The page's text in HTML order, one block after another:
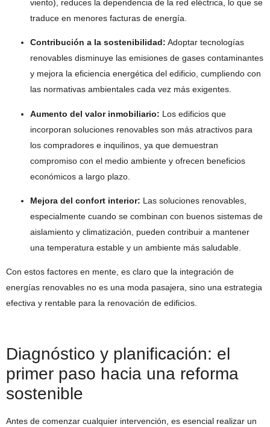
viento), reduces la dependencia de la red eléctrica, lo que se
traduce en menores facturas de energía.
Contribución a la sostenibilidad: Adoptar tecnologías
renovables disminuye las emisiones de gases contaminantes
y mejora la eficiencia energética del edificio, cumpliendo con
las normativas ambientales cada vez más exigentes.
Aumento del valor inmobiliario: Los edificios que
incorporan soluciones renovables son más atractivos para
los compradores e inquilinos, ya que demuestran
compromiso con el medio ambiente y ofrecen beneficios
económicos a largo plazo.
Mejora del confort interior: Las soluciones renovables,
especialmente cuando se combinan con buenos sistemas de
aislamiento y climatización, pueden contribuir a mantener
una temperatura estable y un ambiente más saludable.
Con estos factores en mente, es claro que la integración de
energías renovables no es una moda pasajera, sino una estrategia
efectiva y rentable para la renovación de edificios.
Diagnóstico y planificación: el
primer paso hacia una reforma
sostenible
Antes de comenzar cualquier intervención, es esencial realizar un